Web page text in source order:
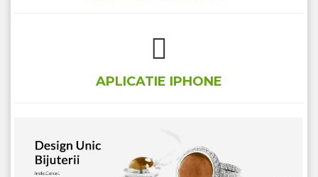
APLICATIE IPHONE